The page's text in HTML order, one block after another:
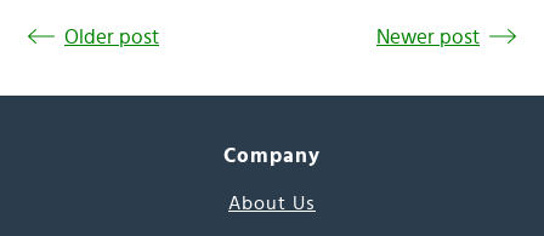
Older post Newer post
Company
About Us